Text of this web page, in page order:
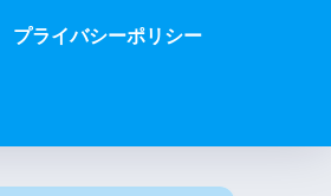
プライバシーポリシー